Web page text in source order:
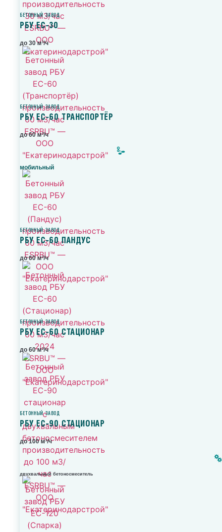
БЕТОННЫЙ ЗАВОД
РБУ ЕС-30
до 30 м³/ч
БЕТОННЫЙ ЗАВОД
РБУ ЕС-60 ТРАНСПОРТЁР
до 60 м³/ч
мобильный
БЕТОННЫЙ ЗАВОД
РБУ ЕС-60 ПАНДУС
до 60 м³/ч
БЕТОННЫЙ ЗАВОД
РБУ ЕС-60 СТАЦИОНАР
до 60 м³/ч
БЕТОННЫЙ ЗАВОД
РБУ ЕС-90 СТАЦИОНАР
до 100 м³/ч
двухвальный бетоносмеситель